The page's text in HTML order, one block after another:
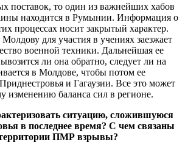
поставок, то один из важнейших хабов
находится в Румынии. Информация о
процессах носит закрытый характер.
для участия в учениях заезжает
военной техники. Дальнейшая ее
ли она обратно, следует ли на
в Молдове, чтобы потом ее
и Гагаузии. Все это может
изменению баланса сил в регионе.
ситуацию, сложившуюся
в последнее время? С чем связаны
ПМР взрывы?